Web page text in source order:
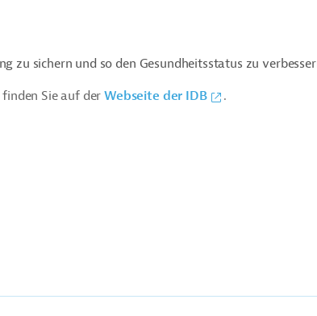
zu sichern und so den Gesundheitsstatus zu
Sie auf derWebseite der IDB
.